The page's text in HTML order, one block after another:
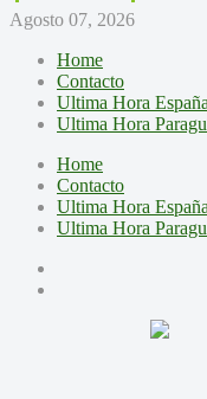
Agosto 07, 2026
Home
Contacto
Ultima Hora España
Ultima Hora
Home
Contacto
Ultima Hora España
Ultima Hora